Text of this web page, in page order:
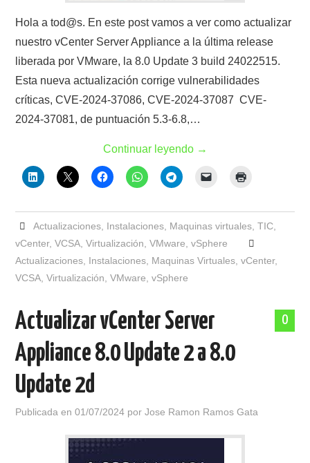
Hola a tod@s. En este post vamos a ver como actualizar
nuestro vCenter Server Appliance a la última release
liberada por VMware, la 8.0 Update 3 build 24022515.
Esta nueva actualización corrige vulnerabilidades
críticas, CVE-2024-37086, CVE-2024-37087 CVE-
2024-37081, de puntuación 5.3-6.8,…
Continuar leyendo →
Actualizaciones, Instalaciones, Maquinas virtuales, TIC,
vCenter,VCSA ,Virtualización ,VMware ,vSphere
Actualizaciones Instalaciones Maquinas Virtuales ,vCenter,
VCSA ,Virtualización ,VMware ,vSphere
0
Actualizar vCenter Server
Appliance 8.0 Update 2 a 8.0
Update 2d
Publicada en01/07/2024 porJose Ramon Ramos Gata